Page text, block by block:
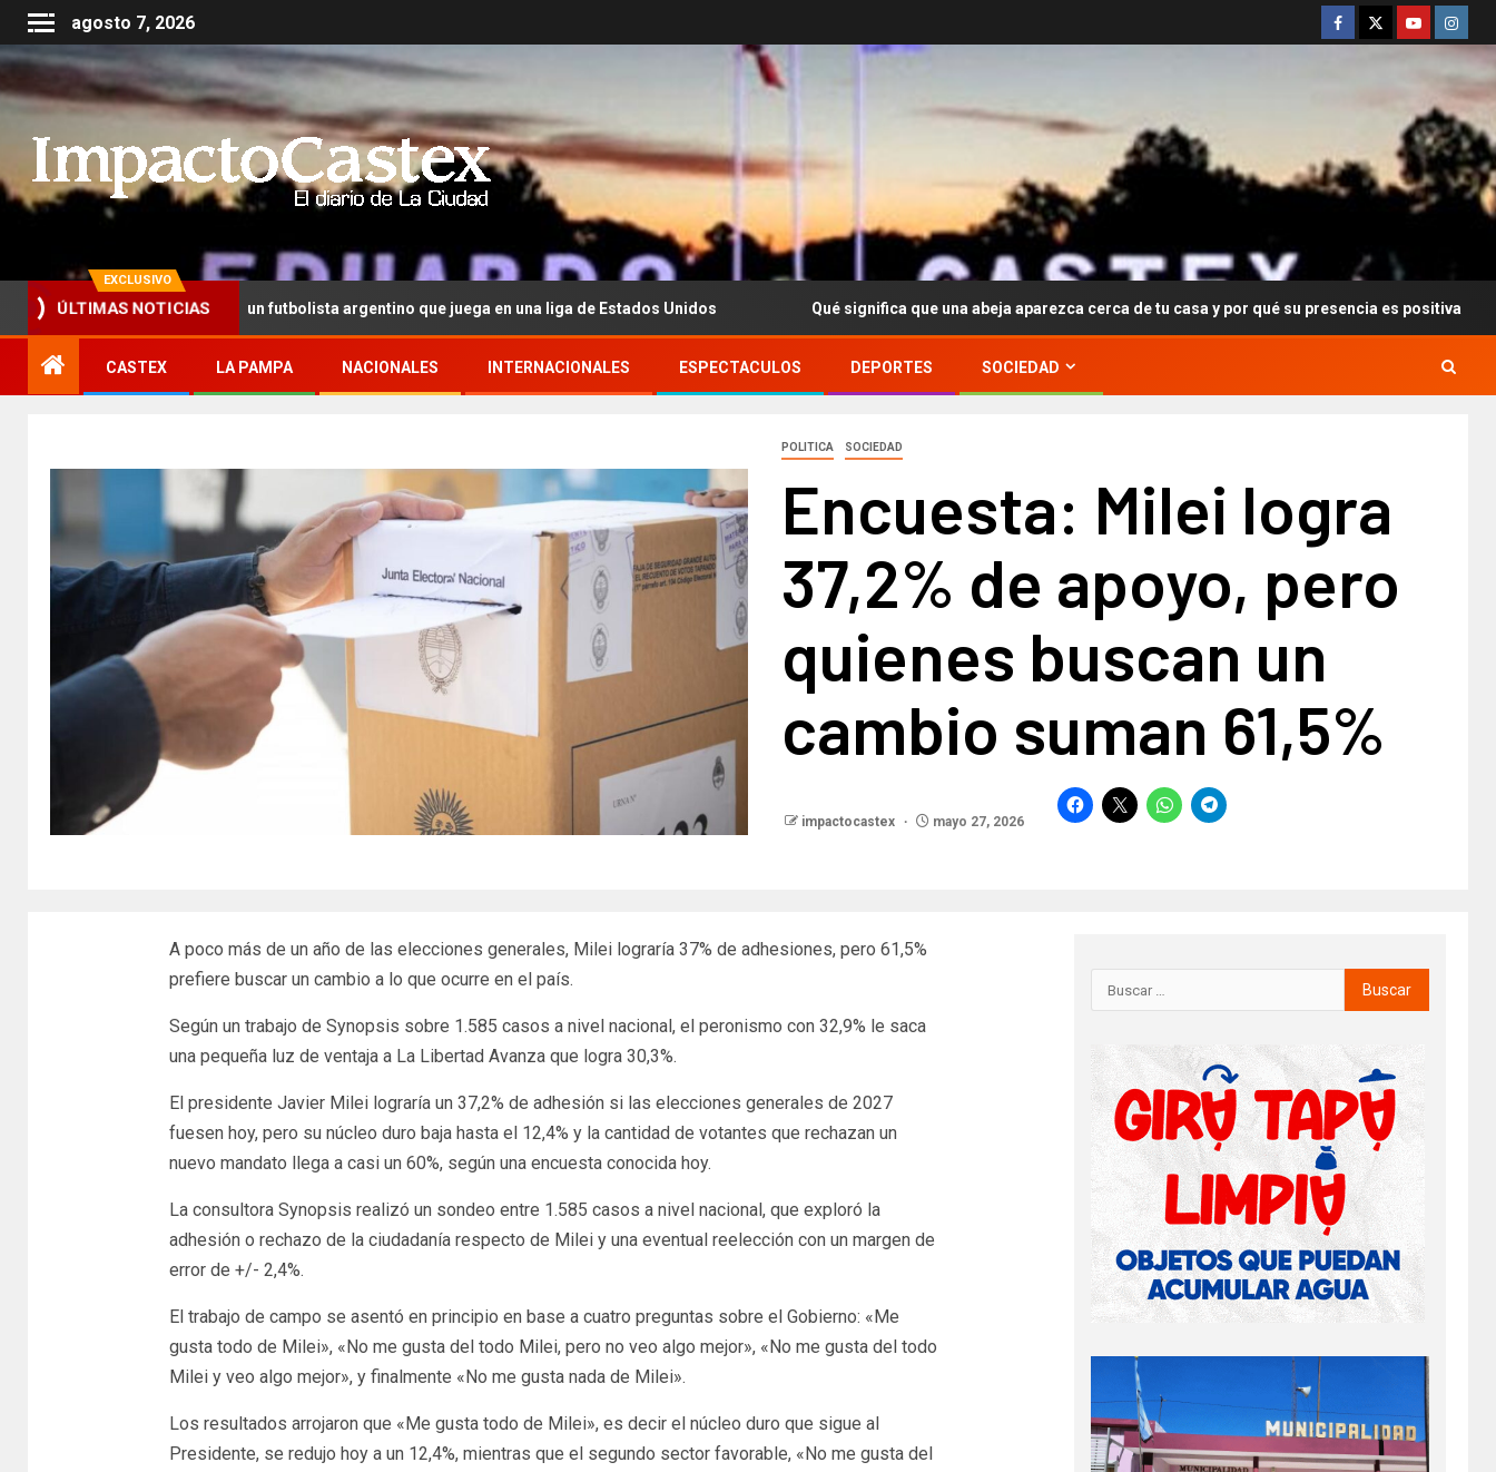
agosto 7, 2026
EXCLUSIVO
ÚLTIMAS NOTICIAS
Trump detuvo a un futbolista argentino que juega en una liga de Estados Unidos Qué significa que una abeja aparezca cerca de tu casa y por qué su presencia es positiva
CASTEX LA PAMPA NACIONALES INTERNACIONALES ESPECTACULOS DEPORTES SOCIEDAD
POLITICA SOCIEDAD
Encuesta: Milei logra
37,2% de apoyo, pero
quienes buscan un
cambio suman 61,5%
impactocastex mayo 27, 2026
A poco más de un año de las elecciones generales, Milei lograría 37% de adhesiones, pero 61,5%
prefiere buscar un cambio a lo que ocurre en el país.
Según un trabajo de Synopsis sobre 1.585 casos a nivel nacional, el peronismo con 32,9% le saca
una pequeña luz de ventaja a La Libertad Avanza que logra 30,3%.
El presidente Javier Milei lograría un 37,2% de adhesión si las elecciones generales de 2027
fuesen hoy, pero su núcleo duro baja hasta el 12,4% y la cantidad de votantes que rechazan un
nuevo mandato llega a casi un 60%, según una encuesta conocida hoy.
La consultora Synopsis realizó un sondeo entre 1.585 casos a nivel nacional, que exploró la
adhesión o rechazo de la ciudadanía respecto de Milei y una eventual reelección con un margen de
error de +/- 2,4%.
El trabajo de campo se asentó en principio en base a cuatro preguntas sobre el Gobierno: «Me
gusta todo de Milei», «No me gusta del todo Milei, pero no veo algo mejor», «No me gusta del todo
Milei y veo algo mejor», y finalmente «No me gusta nada de Milei».
Los resultados arrojaron que «Me gusta todo de Milei», es decir el núcleo duro que sigue al
Presidente, se redujo hoy a un 12,4%, mientras que el segundo sector favorable, «No me gusta del